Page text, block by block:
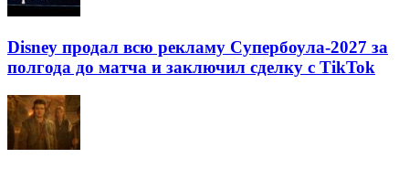
Disney продал всю рекламу Супербоула-2027 за
полгода до матча и заключил сделку с TikTok